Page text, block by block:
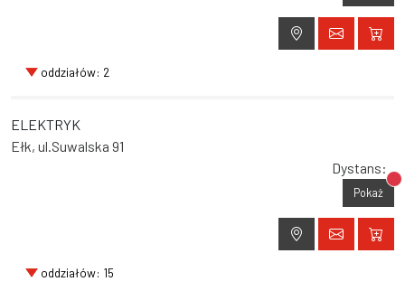
oddziałów: 2
ELEKTRYK
Ełk, ul.Suwalska 91
Dystans:
Pokaż
oddziałów: 15